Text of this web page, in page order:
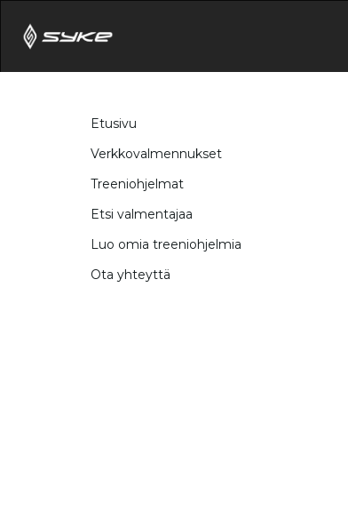
Etusivu
Verkkovalmennukset
Treeniohjelmat
Etsi valmentajaa
Luo omia treeniohjelmia
Ota yhteyttä